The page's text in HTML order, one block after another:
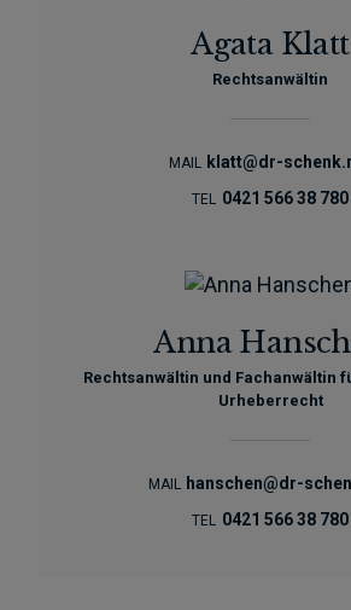
Agata Klatt
Rechtsanwältin
MAIL klatt@dr-
TEL 0421 566 38 780
Anna
Rechtsanwältin und Fachanwältin
Urheberrecht
MAIL hanschen@dr-
TEL 0421 566 38 780